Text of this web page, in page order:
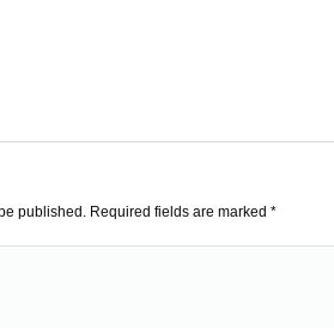
published. Required fields are marked *